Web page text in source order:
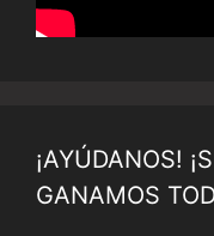
¡AYÚDANOS!
GANAMOS